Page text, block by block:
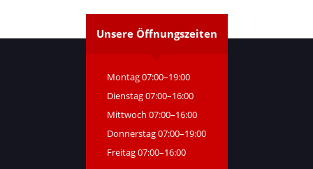
Unsere Öffnungszeiten
Montag 07:00–19:00
Dienstag 07:00–16:00
Mittwoch 07:00–16:00
Donnerstag 07:00–19:00
Freitag 07:00–16:00